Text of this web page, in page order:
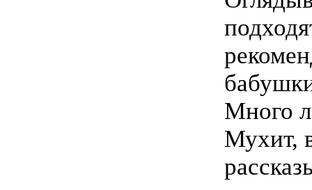
Много
Мухит,